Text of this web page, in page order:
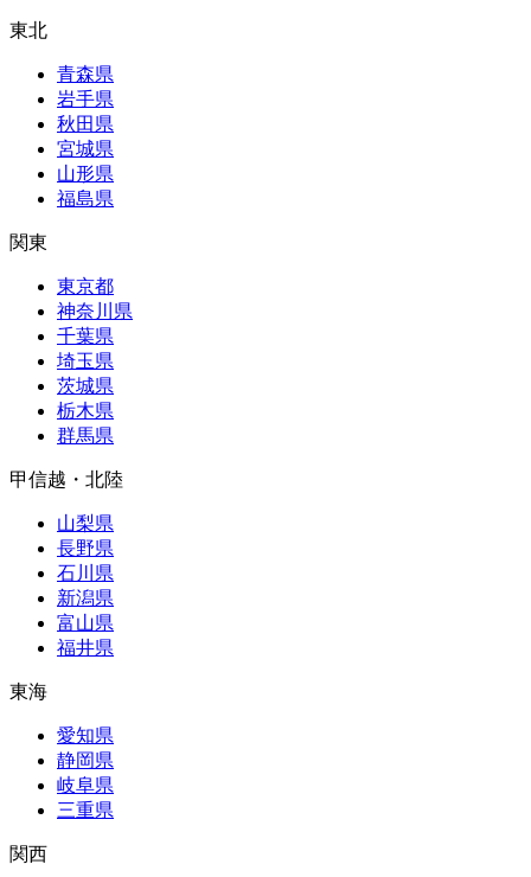
東北
青森県
岩手県
秋田県
宮城県
山形県
福島県
関東
東京都
神奈川県
千葉県
埼玉県
茨城県
栃木県
群馬県
甲信越・北陸
山梨県
長野県
石川県
新潟県
富山県
福井県
東海
愛知県
静岡県
岐阜県
三重県
関西